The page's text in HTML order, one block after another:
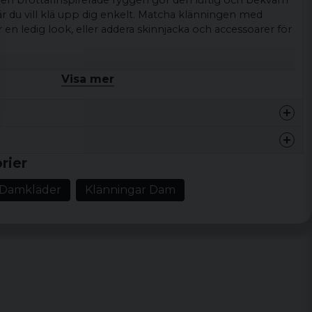
du vill klä upp dig enkelt. Matcha klänningen med
ledig look, eller addera skinnjacka och accessoarer för
design
vardagsstil
% modal, 23 % polyester
L, XL, XXL, 3XL, 4XL, 5XL
Visa mer
Damkläder Klänningar Dam